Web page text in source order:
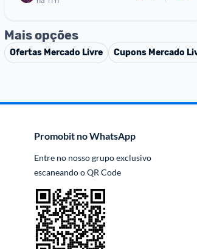
Mais opções
Ofertas Mercado Livre Cupons Mercado
Promobit no WhatsApp
Entre no nosso grupo exclusivo
escaneando o QR Code